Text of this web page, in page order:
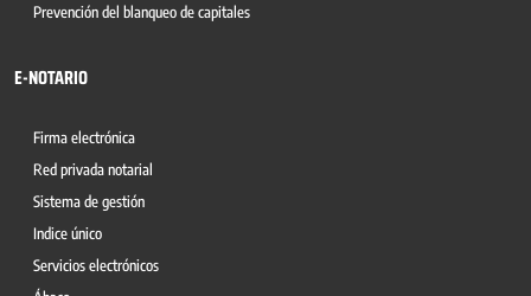
Prevención del blanqueo de capitales
E-NOTARIO
Firma electrónica
Red privada notarial
Sistema de gestión
Indice único
Servicios electrónicos